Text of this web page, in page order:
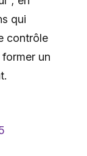
qui
contrôle
un